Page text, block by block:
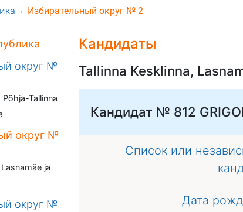
Избирательный округ № 2
округ №
Tallinna
округ №
ja
округ №
Кандидаты
Tallinna Kesklinna,
Кандидат № 812
Список или
Дата